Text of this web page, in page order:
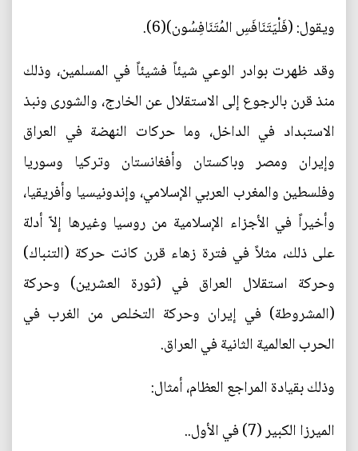
ويقول: (فَلْيَتَنَافَسِ المُتَنَافِسُون)(6).
وقد ظهرت بوادر الوعي شيئاً فشيئاً في المسلمين، وذلك
منذ قرن بالرجوع إلى الاستقلال عن الخارج، والشورى ونبذ
الاستبداد في الداخل، وما حركات النهضة في العراق
وإيران ومصر وباكستان وأفغانستان وتركيا وسوريا
وفلسطين والمغرب العربي الإسلامي، وإندونيسيا وأفريقيا،
وأخيراً في الأجزاء الإسلامية من روسيا وغيرها إلاّ أدلة
على ذلك، مثلاً في فترة زهاء قرن كانت حركة (التنباك)
وحركة استقلال العراق في (ثورة العشرين) وحركة
(المشروطة) في إيران وحركة التخلص من الغرب في
الحرب العالمية الثانية في العراق.
وذلك بقيادة المراجع العظام، أمثال:
الميرزا الكبير (7) في الأول..